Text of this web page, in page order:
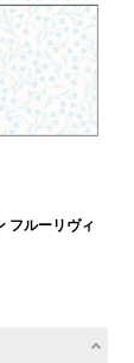
フルーリヴィ